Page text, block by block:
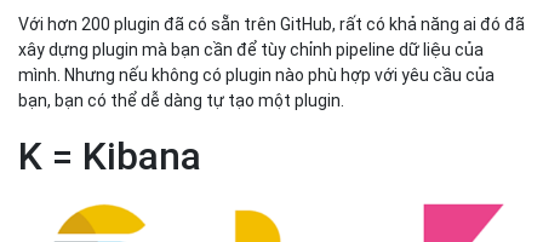
Với hơn 200 plugin đã có sẵn trên GitHub, rất có khả năng ai đó đã
xây dựng plugin mà bạn cần để tùy chỉnh pipeline dữ liệu của
mình. Nhưng nếu không có plugin nào phù hợp với yêu cầu của
bạn, bạn có thể dễ dàng tự tạo một plugin.
K = Kibana